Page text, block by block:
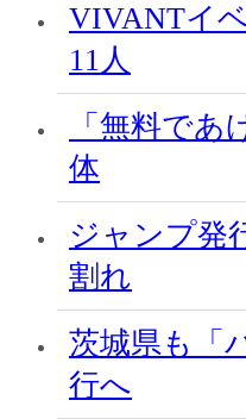
VIVANTイ
11人
「無料であ
体
ジャンプ発
割れ
茨城県も「
行へ